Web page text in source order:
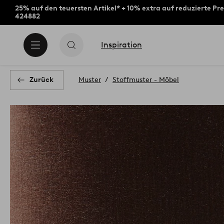
25% auf den teuersten Artikel* + 10% extra auf reduzierte
424882
Inspiration
Zurück Muster Stoffmuster - Möbel